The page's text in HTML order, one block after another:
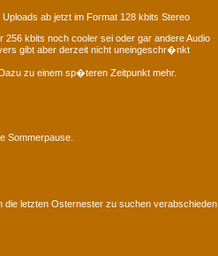
ab jetzt im Format 128 kbits Stereo
kbits noch cooler sei oder gar andere Audio
gibt aber derzeit nicht uneingeschr�nkt
zu einem sp�teren Zeitpunkt mehr.
Sommerpause.
letzten Osternester zu suchen verabschieden